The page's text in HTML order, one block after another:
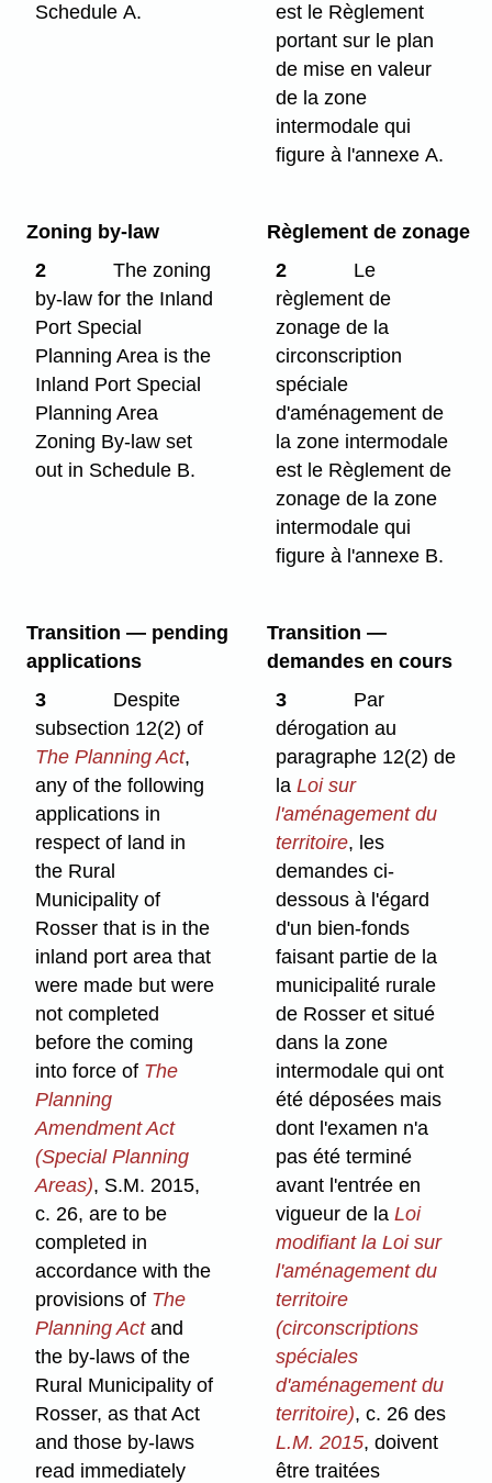
Schedule A.
est le Règlement
portant sur le plan
de mise en valeur
de la zone
intermodale qui
figure à l'annexe A.
Zoning by-law
2
The zoning
by-law for the Inland
Port Special
Planning Area is the
Inland Port Special
Planning Area
Zoning By-law set
out in Schedule B.
Règlement de zonage
2
Le
règlement de
zonage de la
circonscription
spéciale
d'aménagement de
la zone intermodale
est le Règlement de
zonage de la zone
intermodale qui
figure à l'annexe B.
Transition — pending
applications
3
Despite
subsection 12(2) of
The Planning Act,
any of the following
applications in
respect of land in
the Rural
Municipality of
Rosser that is in the
inland port area that
were made but were
not completed
before the coming
into force of The
Planning
Amendment Act
(Special Planning
Areas), S.M. 2015,
c. 26, are to be
completed in
accordance with the
provisions of The
Planning Actand
the by-laws of the
Rural Municipality of
Rosser, as that Act
and those by-laws
read immediately
Transition —
demandes en cours
3
Par
dérogation au
paragraphe 12(2) de
laLoi sur
l'aménagement du
territoire, les
demandes ci-
dessous à l'égard
d'un bien-fonds
faisant partie de la
municipalité rurale
de Rosser et situé
dans la zone
intermodale qui ont
été déposées mais
dont l'examen n'a
pas été terminé
avant l'entrée en
vigueur de laLoi
modifiant la Loi sur
l'aménagement du
territoire
(circonscriptions
spéciales
d'aménagement du
territoire), c. 26 des
L.M. 2015, doivent
être traitées